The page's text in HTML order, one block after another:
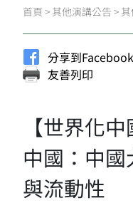
首頁 > 其他演講公告 >
分享到Facebook
友善列印
【世界化
中國：中
與流動性